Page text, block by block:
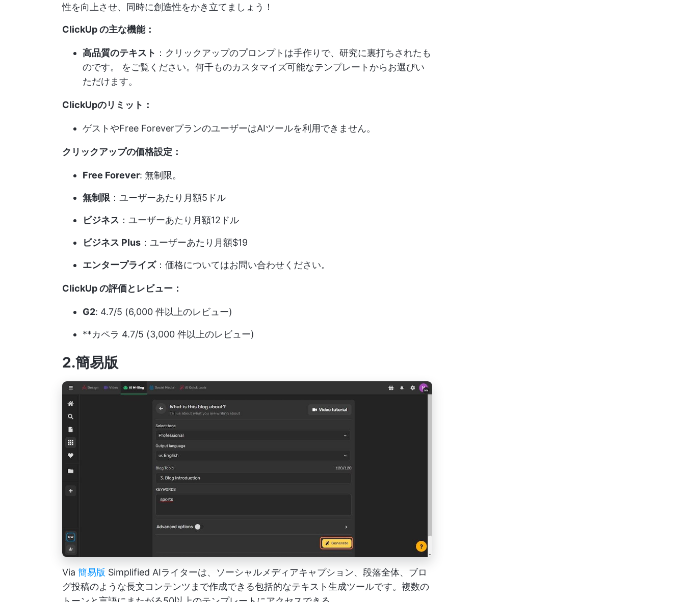
性を向上させ、同時に創造性をかき立てましょう！
ClickUp の主な機能：
高品質のテキスト ：クリックアップのプロンプトは手作りで、研究に裏打ちされたも
のです。
をご覧ください。何千ものカスタマイズ可能なテンプレートからお選びい
ただけます。
ClickUpのリミット：
ゲストやFree ForeverプランのユーザーはAIツールを利用できません。
クリックアップの価格設定：
Free Forever: 無制限。
無制限 ：ユーザーあたり月額5ドル
ビジネス ：ユーザーあたり月額12ドル
ビジネス Plus ：ユーザーあたり月額$19
エンタープライズ：価格についてはお問い合わせください。
ClickUp の評価とレビュー：
G2: 4.7/5 (6,000 件以上のレビュー)
**カペラ 4.7/5 (3,000 件以上のレビュー)
2.簡易版
Via 簡易版 Simplified AIライターは、ソーシャルメディアキャプション、段落全体、ブロ
グ投稿のような長文コンテンツまで作成できる包括的なテキスト生成ツールです。複数の